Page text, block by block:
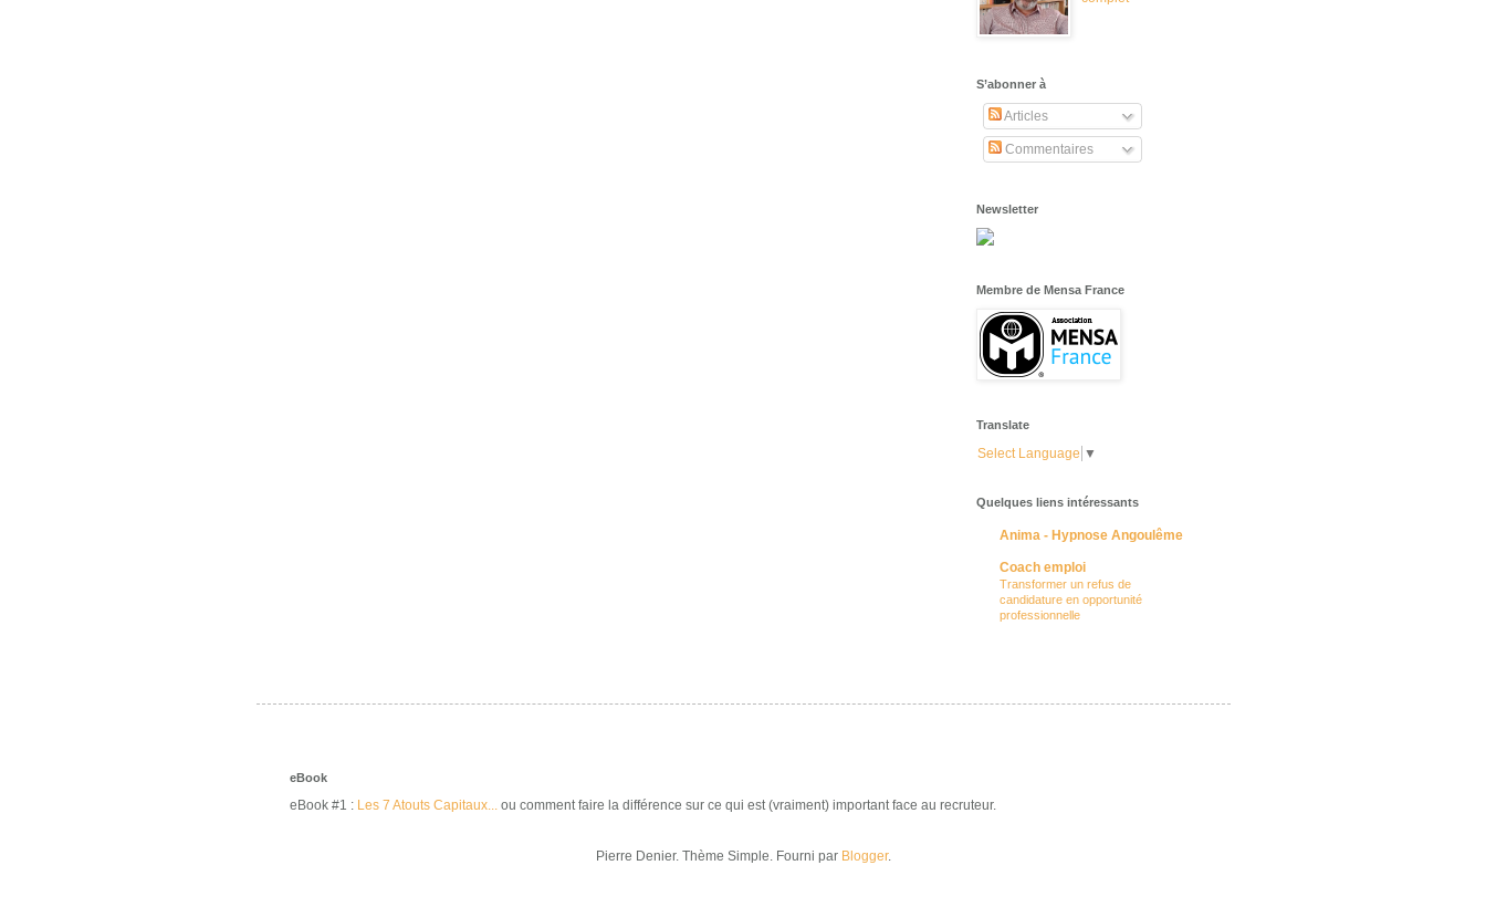
S’abonner à
Articles
Commentaires
Newsletter
Membre de Mensa France
Translate
Select Language ▼
Quelques liens intéressants
Anima - Hypnose Angoulême
Coach emploi
Transformer un refus de
candidature en opportunité
professionnelle
eBook
eBook #1 : Les 7 Atouts Capitaux...ou comment faire la différence sur ce qui est (vraiment) important face au recruteur.
Pierre Denier. Thème Simple. Fourni par Blogger.